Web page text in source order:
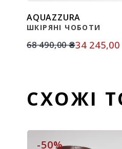
AQUAZZURA
ШКІРЯНІ ЧОБОТИ
68 490,00₴34 245,00
СХОЖІ
-50%